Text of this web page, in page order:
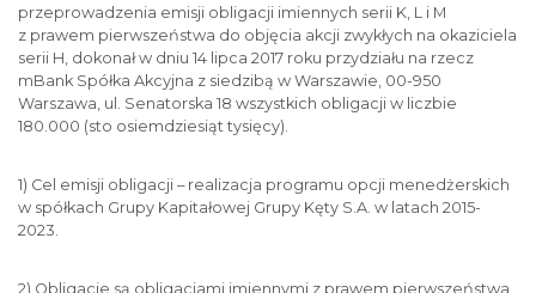
przeprowadzenia emisji obligacji imiennych serii K, L i M
z prawem pierwszeństwa do objęcia akcji zwykłych na okaziciela
serii H, dokonał w dniu 14 lipca 2017 roku przydziału na rzecz
mBank Spółka Akcyjna z siedzibą w Warszawie, 00-950
Warszawa, ul. Senatorska 18 wszystkich obligacji w liczbie
180.000 (sto osiemdziesiąt tysięcy).
1) Cel emisji obligacji – realizacja programu opcji menedżerskich
w spółkach Grupy Kapitałowej Grupy Kęty S.A. w latach 2015-
2023.
2) Obligacje są obligacjami imiennymi z prawem pierwszeństwa